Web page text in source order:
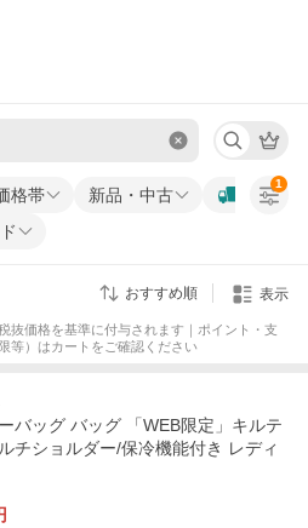
格帯
新品・中古
1
おすすめ順 表示
抜価格を基準に付与されます｜ポイント・支
等）はカートをご確認ください
バッグ バッグ 「WEB限定」キルテ
チショルダー/保冷機能付き レディ